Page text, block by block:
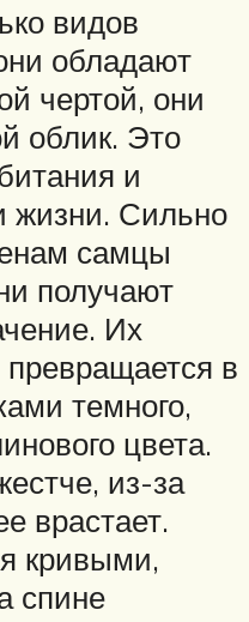
видов
обладают
чертой, они
облик. Это
и
жизни. Сильно
самцы
получают
Их
превращается в
темного,
цвета.
из-за
врастает.
кривыми,
спине